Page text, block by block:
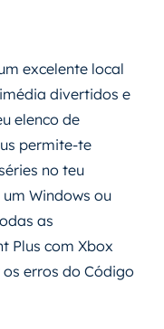
excelente local
divertidos e
elenco de
permite-te
no teu
Windows ou
as
Plus com Xbox
erros do Código